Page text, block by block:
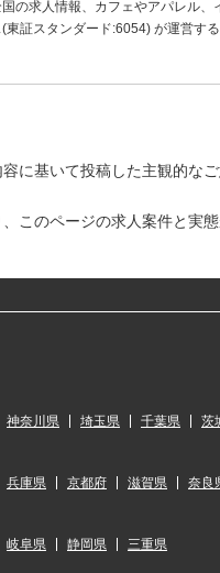
の求人情報、カフェやアパレル
東証スタンダード:6054) が運営
に基いて投稿した主観的な
このページの求人案件と実態
神奈川県 埼玉県 千葉県 茨
兵庫県 京都府 滋賀県 奈良
岐阜県 静岡県 三重県